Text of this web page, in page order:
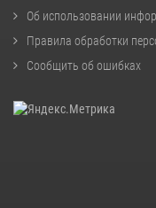
Об использовании
Правила обработки
Сообщить об ошибках